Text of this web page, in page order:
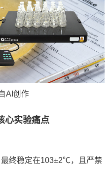
AI创作
心实验痛点
终稳定在103±2℃，且严禁